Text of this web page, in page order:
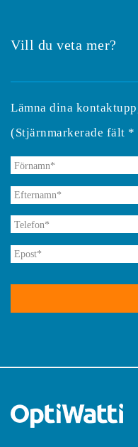
Vill du veta mer?
Lämna dina
(Stjärnmarkerade fält
Förnamn
Efternamn
Telefon
Epost